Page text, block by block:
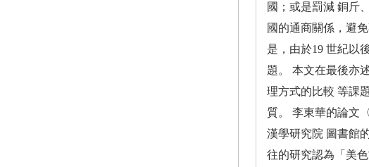
國；或是罰減 銅斤
國的通商關係，避
是，由於19 世紀以
題。 本文在最後亦
理方式的比較 等課
質。 李東華的論文
漢學研究院 圖書館
往的研究認為「美